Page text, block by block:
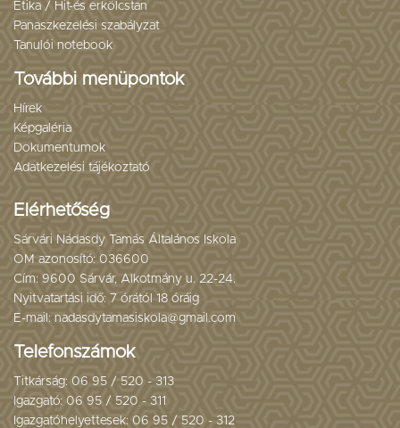
Etika / Hit-és erkölcstan
Panaszkezelési szabályzat
Tanulói notebook
További menüpontok
Hírek
Képgaléria
Dokumentumok
Adatkezelési tájékoztató
Elérhetőség
Sárvári Nádasdy Tamás Általános Iskola
OM azonosító: 036600
Cím: 9600 Sárvár, Alkotmány u. 22-24.
Nyitvatartási idő: 7 órától 18 óráig
E-mail: nadasdytamasiskola@gmail.com
Telefonszámok
Titkárság: 06 95 / 520 - 313
Igazgató: 06 95 / 520 - 311
Igazgatóhelyettesek: 06 95 / 520 - 312